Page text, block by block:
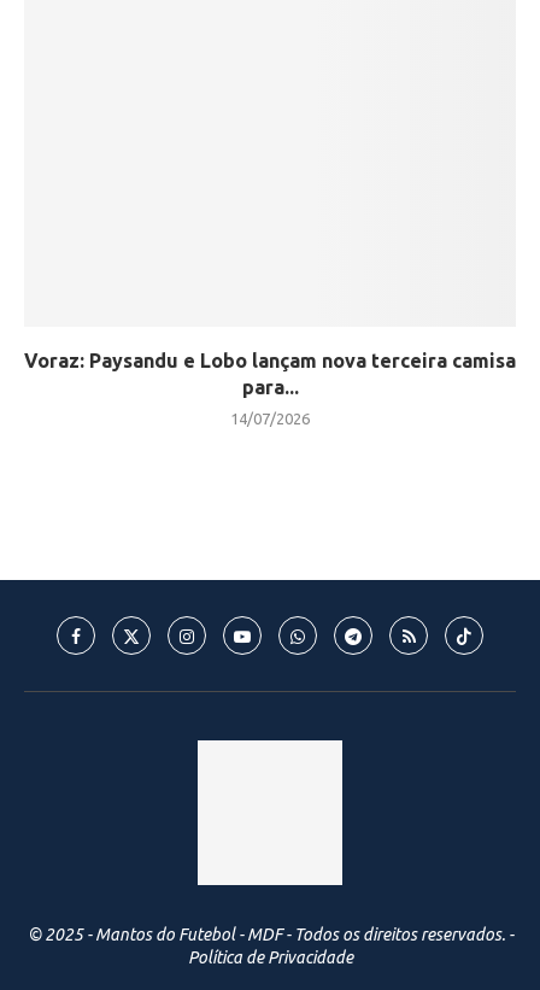
Voraz: Paysandu e Lobo lançam nova terceira camisa
para...
14/07/2026
© 2025 - Mantos do Futebol - MDF - Todos os direitos reservados. -
Política de Privacidade